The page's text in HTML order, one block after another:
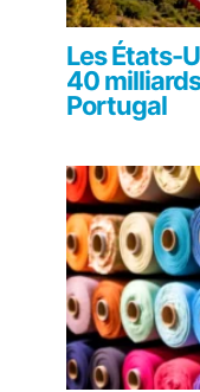
Les États-
40
Portugal